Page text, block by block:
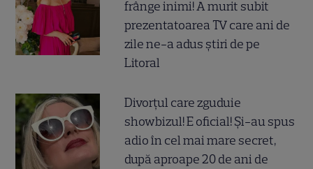
frânge inimi! A murit subit
prezentatoarea TV care ani de
zile ne-a adus știri de pe
Litoral
Divorțul care zguduie
showbizul! E oficial! Și-au spus
adio în cel mai mare secret,
după aproape 20 de ani de